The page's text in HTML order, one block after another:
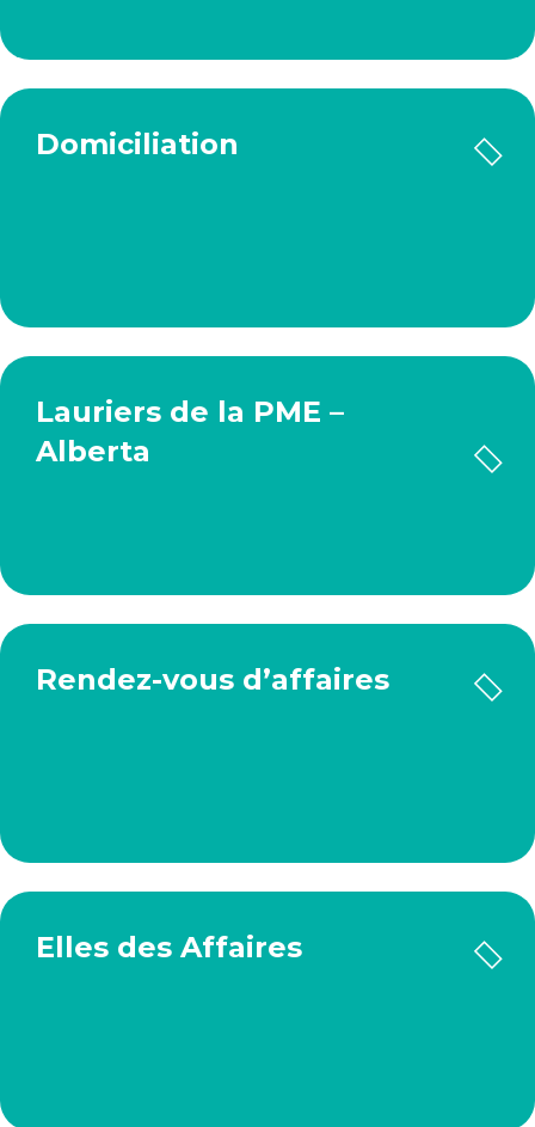
Domiciliation
Lauriers de la PME –
Alberta
Rendez-vous d’affaires
Elles des Affaires